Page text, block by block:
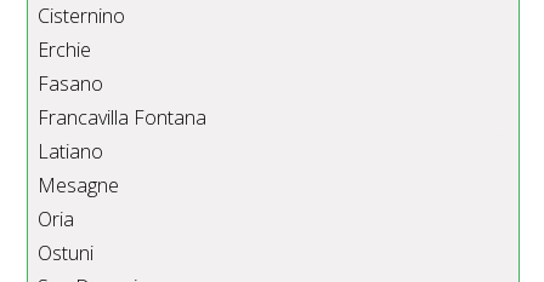
Cisternino
Erchie
Fasano
Francavilla Fontana
Latiano
Mesagne
Oria
Ostuni